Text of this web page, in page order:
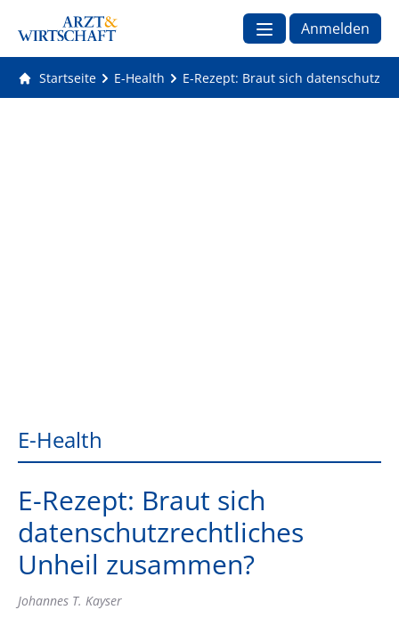
Anmelden
Startseite E-Health E-Rezept: Braut sich
E-Health
E-Rezept: Braut sich
datenschutzrechtliches
Unheil zusammen?
Johannes T. Kayser